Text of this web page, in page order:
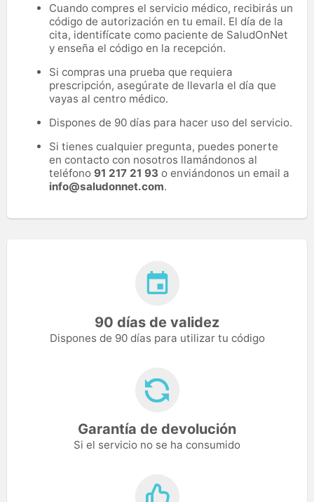
Cuando compres el servicio médico, recibirás un
código de autorización en tu email. El día de la
cita, identifícate como paciente de SaludOnNet
y enseña el código en la recepción.
Si compras una prueba que requiera
prescripción, asegúrate de llevarla el día que
vayas al centro médico.
Dispones de 90 días para hacer uso del servicio.
Si tienes cualquier pregunta, puedes ponerte
en contacto con nosotros llamándonos al
teléfono 91 217 21 93 o enviándonos un email a
info@saludonnet.com.
90 días de validez
Dispones de 90 días para utilizar tu código
Garantía de devolución
Si el servicio no se ha consumido